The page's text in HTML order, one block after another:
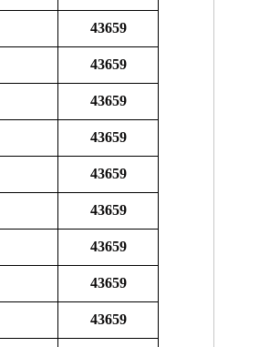
43659
43659
43659
43659
43659
43659
43659
43659
43659